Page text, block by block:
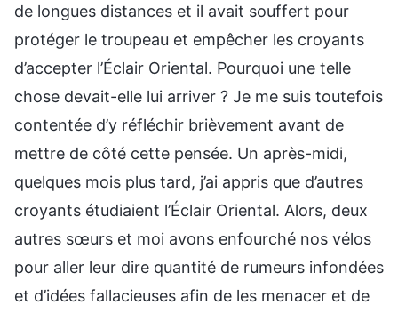
de longues distances et il avait souffert pour
protéger le troupeau et empêcher les croyants
d’accepter l’Éclair Oriental. Pourquoi une telle
chose devait-elle lui arriver ? Je me suis toutefois
contentée d’y réfléchir brièvement avant de
mettre de côté cette pensée. Un après-midi,
quelques mois plus tard, j’ai appris que d’autres
croyants étudiaient l’Éclair Oriental. Alors, deux
autres sœurs et moi avons enfourché nos vélos
pour aller leur dire quantité de rumeurs infondées
et d’idées fallacieuses afin de les menacer et de